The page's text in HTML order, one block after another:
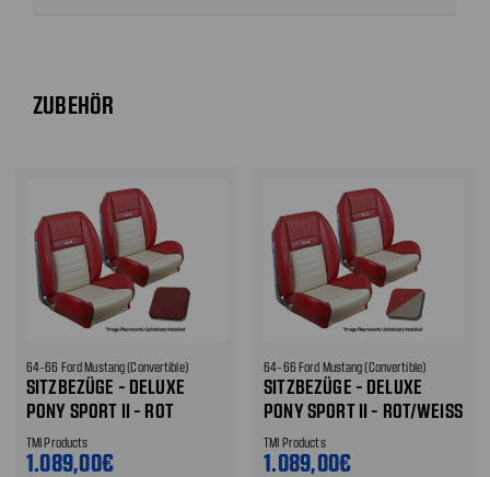
ZUBEHÖR
64-66 Ford Mustang (Convertible)
SITZBEZÜGE - DELUXE
PONY SPORT II - ROT
METALLIC - VORNE UND
HINTEN
TMI Products
1.089,00€
64-66 Ford Mustang (Convertible)
SITZBEZÜGE - DELUXE
PONY SPORT II - ROT/WEISS -
VORNE UND HINTEN
TMI Products
1.089,00€